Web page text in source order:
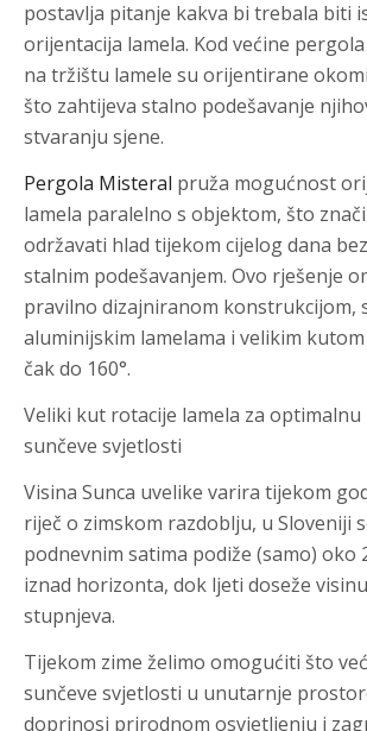
postavlja pitanje kakva bi trebala biti
orijentacija lamela. Kod većine
na tržištu lamele su orijentirane
što zahtijeva stalno podešavanje
stvaranju sjene.
Pergola Misteral pruža mogućnost
lamela paralelno s objektom, što
održavati hlad tijekom cijelog dana
stalnim podešavanjem. Ovo rješenje
pravilno dizajniranom konstrukcijom,
aluminijskim lamelama i velikim
čak do 160°.
Veliki kut rotacije lamela za
sunčeve svjetlosti
Visina Sunca uvelike varira tijekom
riječ o zimskom razdoblju, u Sloveniji
podnevnim satima podiže (samo) oko
iznad horizonta, dok ljeti doseže
stupnjeva.
Tijekom zime želimo omogućiti što
sunčeve svjetlosti u unutarnje
doprinosi prirodnom osvjetljenju i